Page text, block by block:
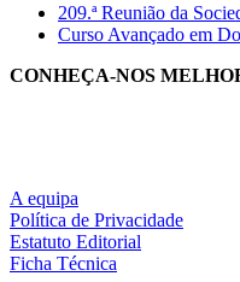
209.ª Reunião da
Curso Avançado em
CONHEÇA-NOS
A equipa
Política de Privacidade
Estatuto Editorial
Ficha Técnica